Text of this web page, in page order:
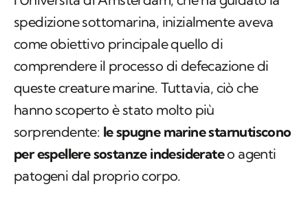
spedizione sottomarina, inizialmente aveva
come obiettivo principale quello di
comprendere il processo di defecazione di
queste creature marine. Tuttavia, ciò che
hanno scoperto è stato molto più
sorprendente: le spugne marine starnutiscono
per espellere sostanze indesiderateo agenti
patogeni dal proprio corpo.